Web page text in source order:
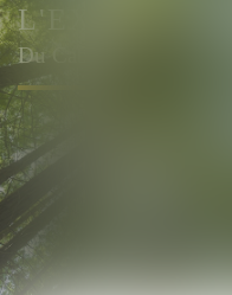
L'EXPERTISE
Du Cabinet